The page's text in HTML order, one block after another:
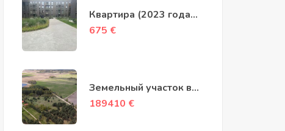
Квартира (2023 года
постройки) на улице Šv.
675 €
Земельный участок в
деревне Саусдраваи
189410 €